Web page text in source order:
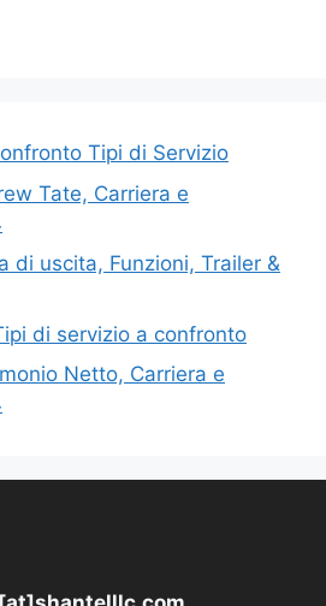
Tipi di Servizio
Tate, Carriera e
di uscita, Funzioni, Trailer &
di servizio a confronto
Netto, Carriera e